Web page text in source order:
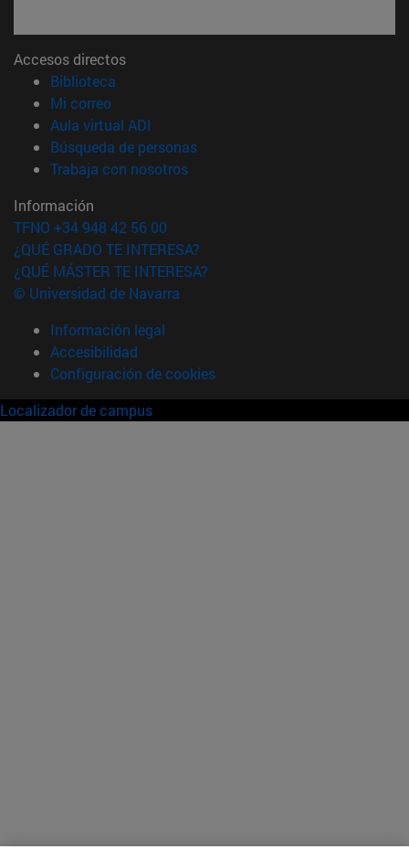
Accesos directos
Biblioteca
Mi correo(abre en nueva ventana)
Aula virtual ADI
Búsqueda de personas(abre en nueva ventana)
Trabaja con nosotros(abre en nueva ventana)
Información
TFNO +34 948 42 56 00
¿QUÉ GRADO TE INTERESA?
¿QUÉ MÁSTER TE INTERESA?
© Universidad de Navarra
Información legal
Accesibilidad
Configuración de cookies
Localizador de campus